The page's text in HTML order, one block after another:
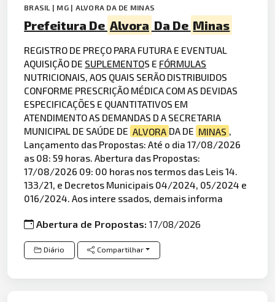
BRASIL | MG | ALVORA DA DE MINAS
Prefeitura De Alvora Da De Minas
REGISTRO DE PREÇO PARA FUTURA E EVENTUAL
AQUISIÇÃO DE SUPLEMENTOS E FÓRMULAS
NUTRICIONAIS, AOS QUAIS SERÃO DISTRIBUIDOS
CONFORME PRESCRIÇÃO MÉDICA COM AS DEVIDAS
ESPECIFICAÇÕES E QUANTITATIVOS EM
ATENDIMENTO AS DEMANDAS D A SECRETARIA
MUNICIPAL DE SAÚDE DE ALVORA DA DE MINAS ,
Lançamento das Propostas: Até o dia 17/08/2026
as 08: 59 horas. Abertura das Propostas:
17/08/2026 09: 00 horas nos termos das Leis 14.
133/21, e Decretos Municipais 04/2024, 05/2024 e
016/2024. Aos intere ssados, demais informa
Abertura de Propostas:17/08/2026
Diário Compartilhar